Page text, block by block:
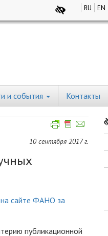
RU EN
и события Контакты
10 сентября 2017 г.
на сайте ФАНО за
публикационной